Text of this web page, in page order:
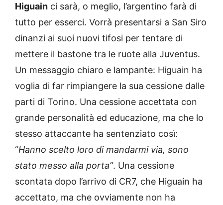
Higuain ci sarà, o meglio, l’argentino farà di
tutto per esserci. Vorrà presentarsi a San Siro
dinanzi ai suoi nuovi tifosi per tentare di
mettere il bastone tra le ruote alla Juventus.
Un messaggio chiaro e lampante: Higuain ha
voglia di far rimpiangere la sua cessione dalle
parti di Torino. Una cessione accettata con
grande personalità ed educazione, ma che lo
stesso attaccante ha sentenziato così:
“Hanno scelto loro di mandarmi via, sono
stato messo alla porta”. Una cessione
scontata dopo l’arrivo di CR7, che Higuain ha
accettato, ma che ovviamente non ha